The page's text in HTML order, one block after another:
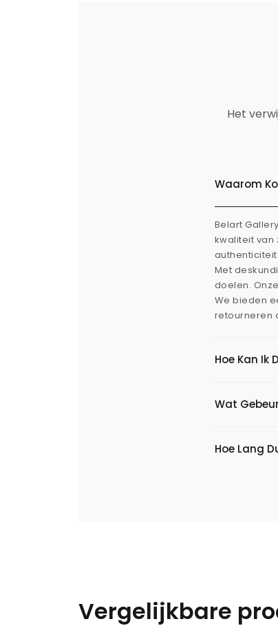
Het
Waarom
Belart
kwaliteit van
Met
doelen.
We bieden
retourneren
Hoe Kan Ik
Wat
Hoe Lang
Vergelijkbare